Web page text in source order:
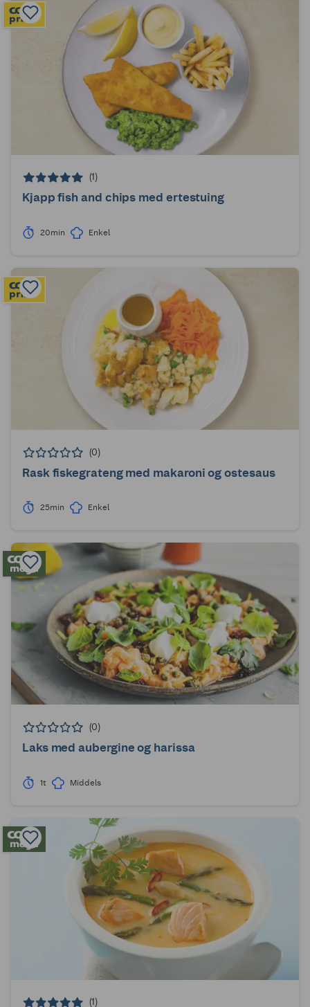
(1)
Kjapp fish and chips med ertestuing
20min Enkel
(0)
Rask fiskegrateng med makaroni og ostesaus
25min Enkel
(0)
Laks med aubergine og harissa
1t Middels
(1)